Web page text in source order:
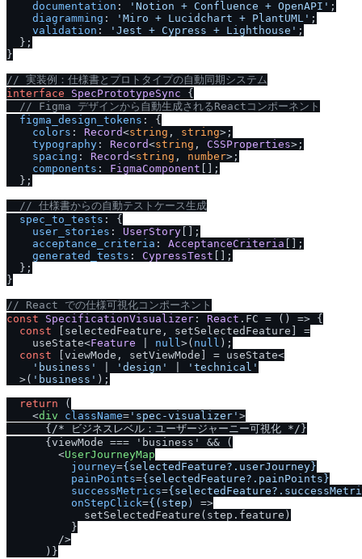
documentation : 'Notion + Confluence + OpenAPI' ;
diagramming : 'Miro + Lucidchart + PlantUML' ;
validation : 'Jest + Cypress + Lighthouse' ;
  };
}
// 実装例：仕様書とプロトタイプの自動同期システム
interface
SpecPrototypeSync {
// Figma デザインから自動生成されるReactコンポーネント
figma_design_tokens : {
colors : Record<string , string>;
typography : Record<string , CSSProperties>;
spacing : Record<string , number>;
components : FigmaComponent [];
  };
// 仕様書からの自動テストケース生成
spec_to_tests : {
user_stories : UserStory [];
acceptance_criteria : AcceptanceCriteria [];
generated_tests : CypressTest [];
  };
}
// React での仕様可視化コンポーネント
const
SpecificationVisualizer : React . FC = () => {
const [selectedFeature, setSelectedFeature] =
    useState<
Feature null>( null );
const [viewMode, setViewMode] = useState<
'business'
'design'
'technical'
  >(
'business' );
return (
<div className= 'spec-visualizer' >
      {
/* ビジネスレベル：ユーザージャーニー可視化 */ }
      {viewMode === 'business' && (
<UserJourneyMap
journey={selectedFeature?.userJourney}
painPoints={selectedFeature?.painPoints}
successMetrics=
onStepClick={(step)
=>
            setSelectedFeature(step.feature)
          }
/>
      )}